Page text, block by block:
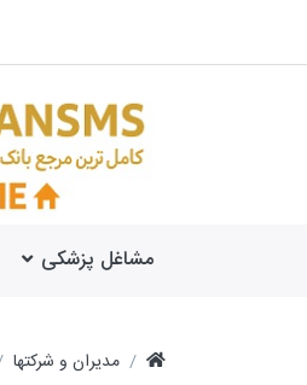
مشاغل پزشکی
مدیران و شرکتها